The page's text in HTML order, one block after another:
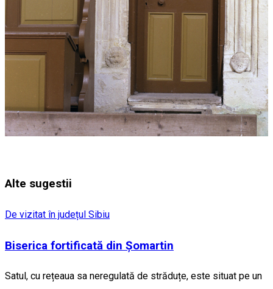
Alte sugestii
De vizitat în județul Sibiu
Biserica fortificată din Șomartin
Satul, cu rețeaua sa neregulată de străduțe, este situat pe un